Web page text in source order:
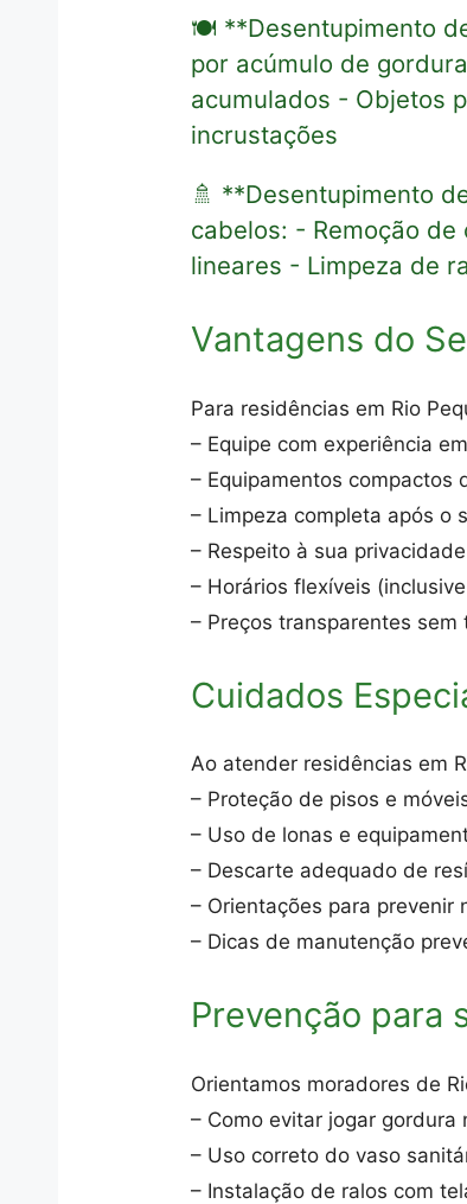
🍽️ **Desentupimento
por acúmulo de
acumulados - Objetos
incrustações
🚿 **Desentupimento
cabelos: - Remoção
lineares - Limpeza de
Vantagens do
Para residências em Rio
– Equipe com experiência
– Equipamentos compactos
– Limpeza completa após o
– Respeito à sua
– Horários flexíveis
– Preços transparentes sem
Cuidados
Ao atender residências em
– Proteção de pisos e
– Uso de lonas e
– Descarte adequado de
– Orientações para prevenir
– Dicas de manutenção
Prevenção para
Orientamos moradores de
– Como evitar jogar gordura
– Uso correto do vaso
– Instalação de ralos com